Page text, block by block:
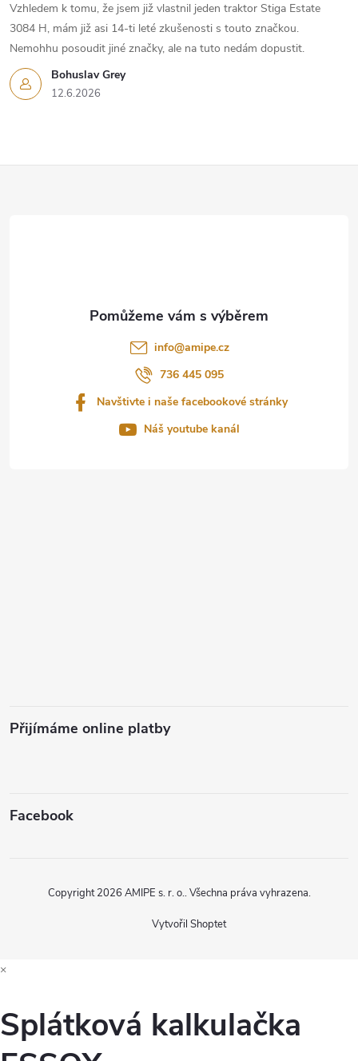
Bohuslav Grey
12.6.2026
Vzhledem k tomu, že jsem již vlastnil jeden traktor Stiga Estate
3084 H, mám již asi 14-ti leté zkušenosti s touto značkou.
Nemohhu posoudit jiné značky, ale na tuto nedám dopustit.
info@amipe.cz
736 445 095
Navštivte i naše facebookové stránky
Náš youtube kanál
Přijímáme online platby
Facebook
Vytvořil Shoptet
Copyright 2026 AMIPE s. r. o.. Všechna práva vyhrazena.
×
Splátková kalkulačka